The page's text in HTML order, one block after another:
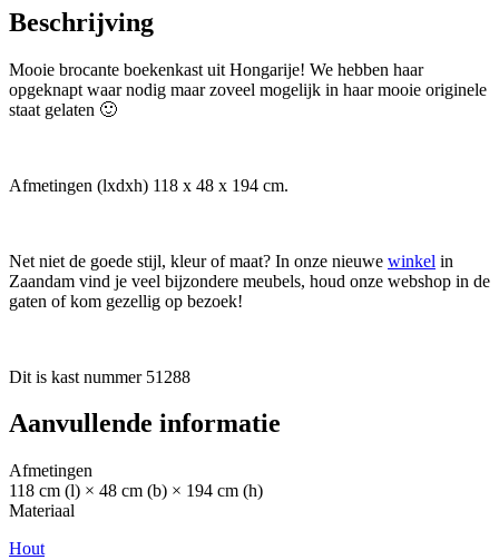
Beschrijving
Mooie brocante boekenkast uit Hongarije! We hebben haar
opgeknapt waar nodig maar zoveel mogelijk in haar mooie originele
staat gelaten 🙂
Afmetingen (lxdxh) 118 x 48 x 194 cm.
Net niet de goede stijl, kleur of maat? In onze nieuwe winkel in
Zaandam vind je veel bijzondere meubels, houd onze webshop in de
gaten of kom gezellig op bezoek!
Dit is kast nummer 51288
Aanvullende informatie
Afmetingen
118 cm (l) × 48 cm (b) × 194 cm (h)
Materiaal
Hout